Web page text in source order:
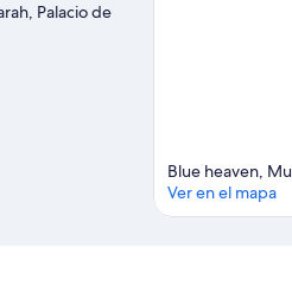
Palacio de
Blue heaven,
Ver en el mapa